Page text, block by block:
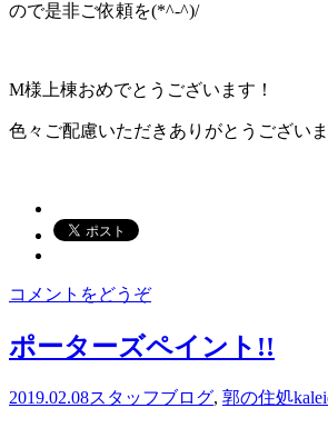
ので是非ご依頼を(*^-^)/
M様上棟おめでとうございます！
色々ご配慮いただきありがとうござい
コメントをどうぞ
ポーターズペイント!!
2019.02.08スタッフブログ, 郭の住処